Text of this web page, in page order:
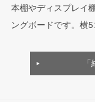
本棚やディスプレイ
ングボードです。横